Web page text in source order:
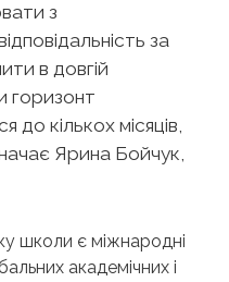
з
за
в довгій
горизонт
до кількох місяців,
Ярина Бойчук,
школи є міжнародні
академічних і